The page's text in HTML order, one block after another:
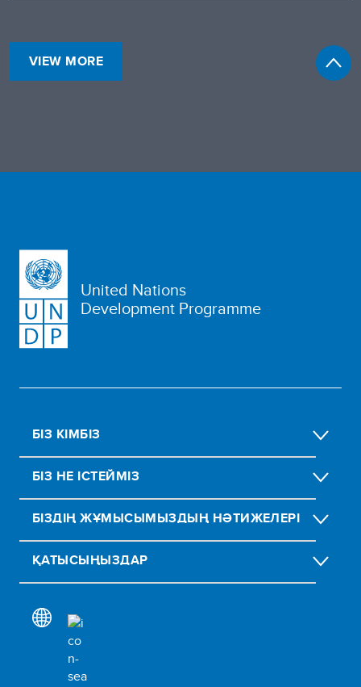
VIEW MORE
United Nations
Development Programme
БІЗ КІМБІЗ
БІЗ НЕ ІСТЕЙМІЗ
БІЗДІҢ ЖҰМЫСЫМЫЗДЫҢ НӘТИЖЕЛЕРІ
ҚАТЫСЫҢЫЗДАР